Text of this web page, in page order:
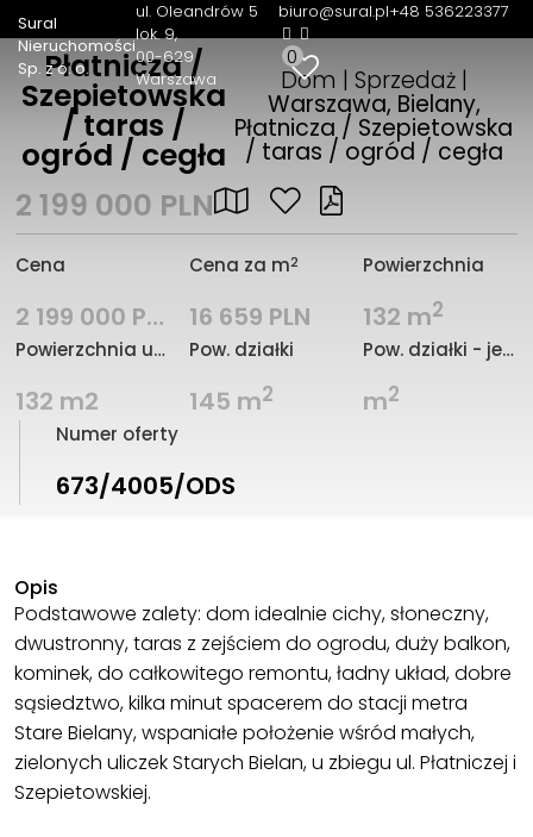
Sural
Nieruchomości
Sp. z o. o.
ul. Oleandrów 5
lok. 9
00-629
Warszawa
biuro@sural.pl+48 536223377
0
Płatnicza /
Szepietowska
/ taras /
ogród / cegła
Dom | Sprzedaż |
Warszawa, Bielany,
Płatnicza / Szepietowska
/ taras / ogród / cegła
2 199 000 PLN
Cena
2 199 000 PLN
Cena za m2
16 659 PLN
Powierzchnia
132 m2
Powierzchnia użytkowa
132 m2
Pow. działki
145 m2
Pow. działki - jednostka
m2
Numer oferty
673/4005/ODS
Opis
Podstawowe zalety: dom idealnie cichy, słoneczny,
dwustronny, taras z zejściem do ogrodu, duży balkon,
kominek, do całkowitego remontu, ładny układ, dobre
sąsiedztwo, kilka minut spacerem do stacji metra
Stare Bielany, wspaniałe położenie wśród małych,
zielonych uliczek Starych Bielan, u zbiegu ul. Płatniczej i
Szepietowskiej.